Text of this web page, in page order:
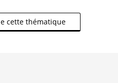
cette thématique